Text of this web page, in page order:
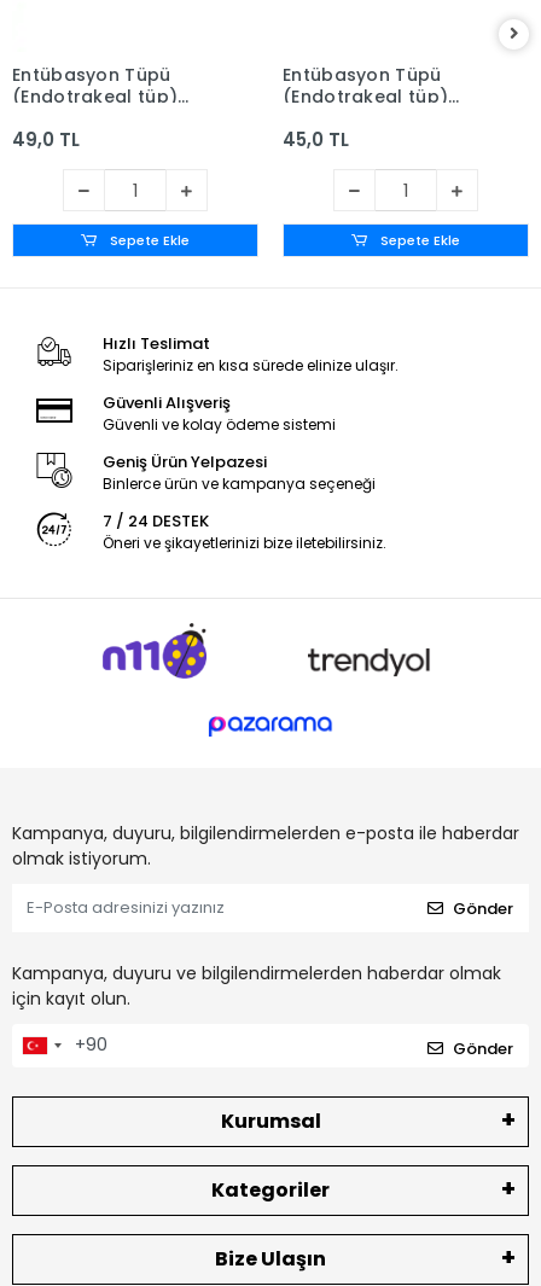
Entübasyon Tüpü
(Endotrakeal tüp)
49,0 TL
Sepete Ekle
Entübasyon Tüpü
(Endotrakeal tüp)
45,0 TL
Sepete Ekle
Hızlı Teslimat
Siparişleriniz en kısa sürede elinize ulaşır.
Güvenli Alışveriş
Güvenli ve kolay ödeme sistemi
Geniş Ürün Yelpazesi
Binlerce ürün ve kampanya seçeneği
7 / 24 DESTEK
Öneri ve şikayetlerinizi bize iletebilirsiniz.
Kampanya, duyuru, bilgilendirmelerden e-posta ile haberdar
olmak istiyorum.
Gönder
Kampanya, duyuru ve bilgilendirmelerden haberdar olmak
için kayıt olun.
Gönder
Kurumsal
Kategoriler
Bize Ulaşın